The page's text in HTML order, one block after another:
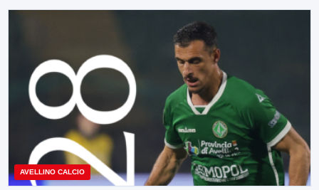
AVELLINO CALCIO